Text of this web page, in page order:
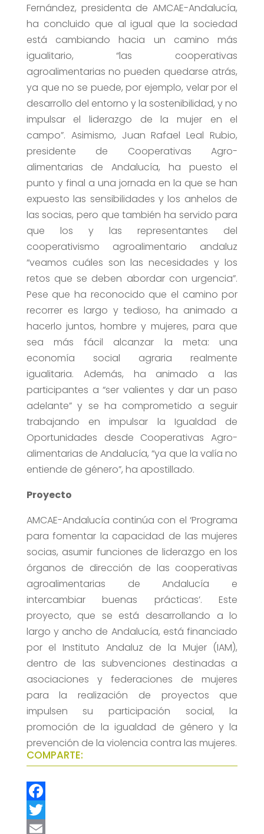
Fernández, presidenta de AMCAE-Andalucía,
ha concluido que al igual que la sociedad
está cambiando hacia un camino más
igualitario, “las cooperativas
agroalimentarias no pueden quedarse atrás,
ya que no se puede, por ejemplo, velar por el
desarrollo del entorno y la sostenibilidad, y no
impulsar el liderazgo de la mujer en el
campo”. Asimismo, Juan Rafael Leal Rubio,
presidente de Cooperativas Agro-
alimentarias de Andalucía, ha puesto el
punto y final a una jornada en la que se han
expuesto las sensibilidades y los anhelos de
las socias, pero que también ha servido para
que los y las representantes del
cooperativismo agroalimentario andaluz
“veamos cuáles son las necesidades y los
retos que se deben abordar con urgencia”.
Pese que ha reconocido que el camino por
recorrer es largo y tedioso, ha animado a
hacerlo juntos, hombre y mujeres, para que
sea más fácil alcanzar la meta: una
economía social agraria realmente
igualitaria. Además, ha animado a las
participantes a “ser valientes y dar un paso
adelante” y se ha comprometido a seguir
trabajando en impulsar la Igualdad de
Oportunidades desde Cooperativas Agro-
alimentarias de Andalucía, “ya que la valía no
entiende de género”, ha apostillado.
Proyecto
AMCAE-Andalucía continúa con el ‘Programa
para fomentar la capacidad de las mujeres
socias, asumir funciones de liderazgo en los
órganos de dirección de las cooperativas
agroalimentarias de Andalucía e
intercambiar buenas prácticas’. Este
proyecto, que se está desarrollando a lo
largo y ancho de Andalucía, está financiado
por el Instituto Andaluz de la Mujer (IAM),
dentro de las subvenciones destinadas a
asociaciones y federaciones de mujeres
para la realización de proyectos que
impulsen su participación social, la
promoción de la igualdad de género y la
prevención de la violencia contra las mujeres.
COMPARTE:
F
a
T